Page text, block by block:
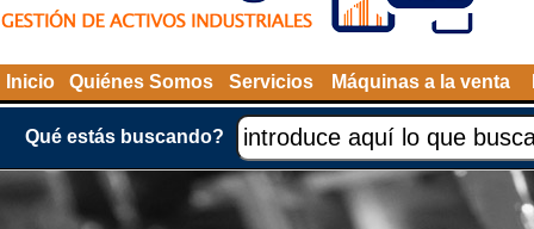
Inicio Quiénes Somos Servicios Máquinas a la venta
Qué estás buscando?